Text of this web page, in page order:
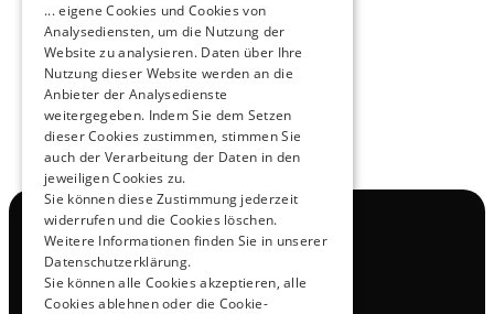
HEERO
Mehr erfahren
View All
Navigation
Kontakt
Probefahrt
... eigene Cookies und Cookies von
Analysediensten, um die Nutzung der
Website zu analysieren. Daten über Ihre
Nutzung dieser Website werden an die
Anbieter der Analysedienste
weitergegeben. Indem Sie dem Setzen
dieser Cookies zustimmen, stimmen Sie
auch der Verarbeitung der Daten in den
jeweiligen Cookies zu.
Sie können diese Zustimmung jederzeit
widerrufen und die Cookies löschen.
Weitere Informationen finden Sie in unserer
Datenschutzerklärung.
Sie können alle Cookies akzeptieren, alle
Cookies ablehnen oder die Cookie-